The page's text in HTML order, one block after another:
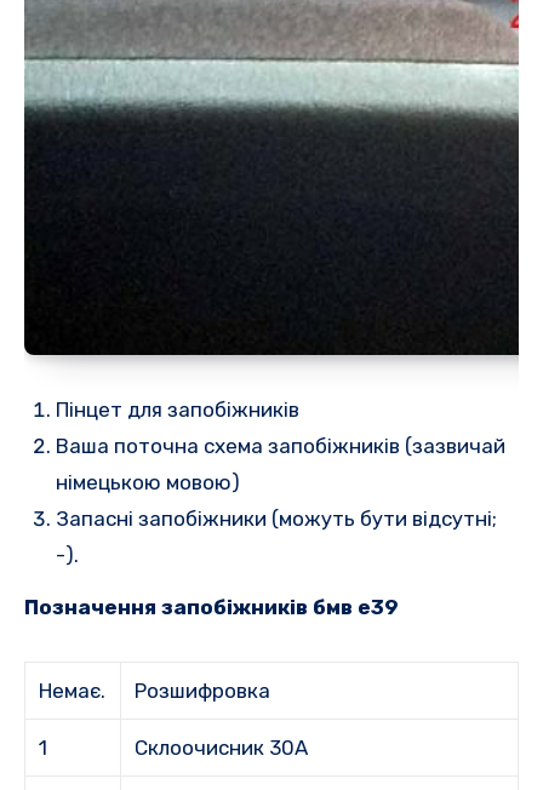
Пінцет для запобіжників
Ваша поточна схема запобіжників (зазвичай
німецькою мовою)
Запасні запобіжники (можуть бути відсутні;
-).
Позначення запобіжників бмв е39
Немає. Розшифровка
1 Склоочисник 30А